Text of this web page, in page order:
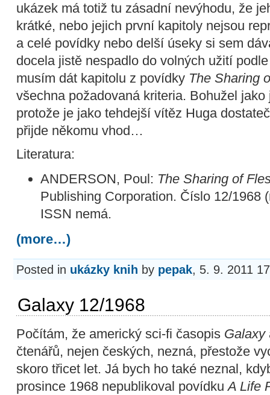
ukázek má totiž tu zásadní nevýhodu, že
krátké, nebo jejich první kapitoly nejsou
a celé povídky nebo delší úseky si sem
docela jistě nespadlo do volných užití
musím dát kapitolu z povídky The Sharing
všechna požadovaná kriteria. Bohužel
protože je jako tehdejší vítěz Huga
přijde někomu vhod…
Literatura:
ANDERSON, Poul: The Sharing of
Publishing Corporation. Číslo 12/1968
ISSN nemá.
(more…)
Posted in ukázky knih by pepak, 5. 9. 2011
Galaxy 12/1968
Počítám, že americký sci-fi časopis Galaxy
čtenářů, nejen českých, nezná, přestože
skoro třicet let. Já bych ho také neznal,
prosince 1968 nepublikoval povídkuA Life